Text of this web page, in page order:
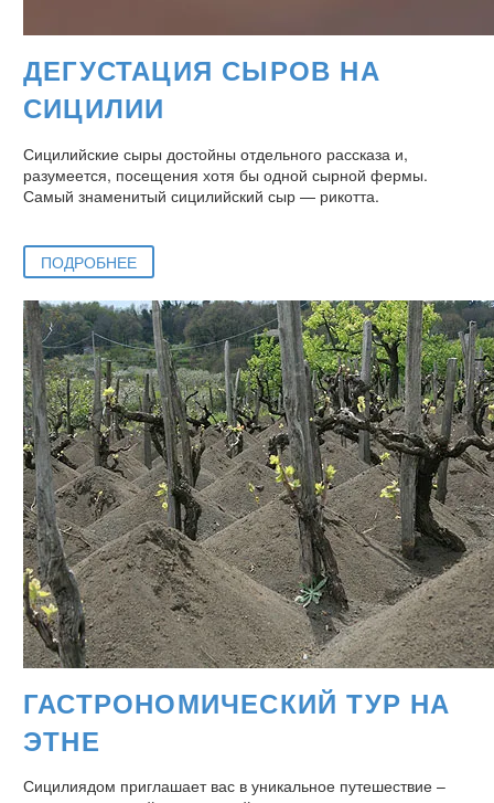
ДЕГУСТАЦИЯ СЫРОВ НА
СИЦИЛИИ
Сицилийские сыры достойны отдельного рассказа и,
разумеется, посещения хотя бы одной сырной фермы.
Самый знаменитый сицилийский сыр — рикотта.
ПОДРОБНЕЕ
ГАСТРОНОМИЧЕСКИЙ ТУР НА
ЭТНЕ
Сицилиядом приглашает вас в уникальное путешествие –